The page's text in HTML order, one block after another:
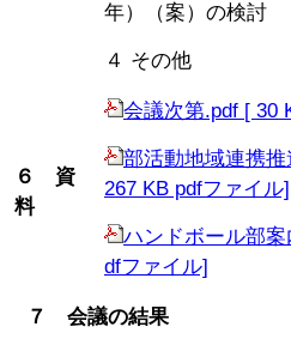
年）（案）の検討
４ その他
６ 資
料
会議次第.pdf [ 30
部活動地域連携
267 KB pdfファイル]
ハンドボール部
dfファイル]
７ 会議の結果